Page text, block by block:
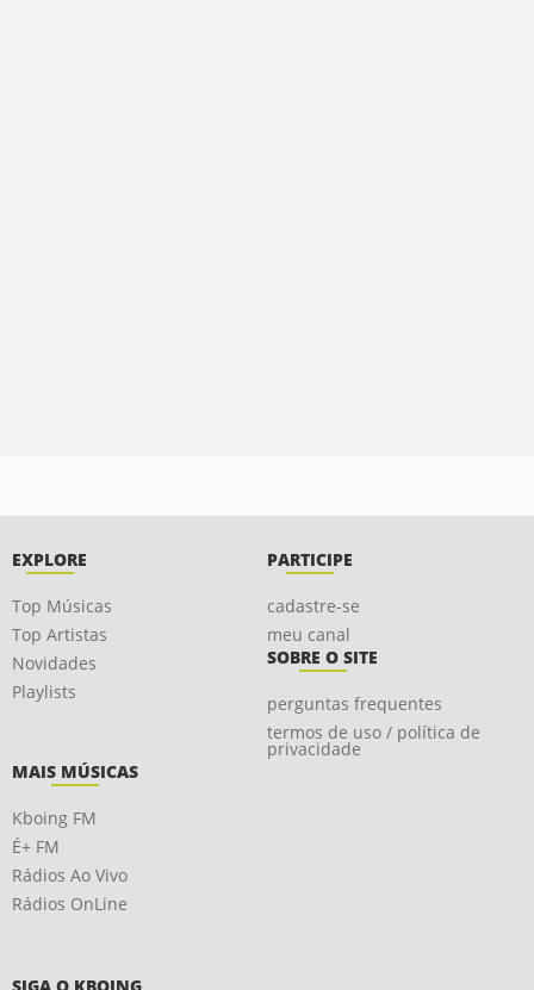
EXPLORE
Top Músicas
Top Artistas
Novidades
Playlists
PARTICIPE
cadastre-se
meu canal
SOBRE O SITE
perguntas frequentes
termos de uso / política de
privacidade
MAIS MÚSICAS
Kboing FM
É+ FM
Rádios Ao Vivo
Rádios OnLine